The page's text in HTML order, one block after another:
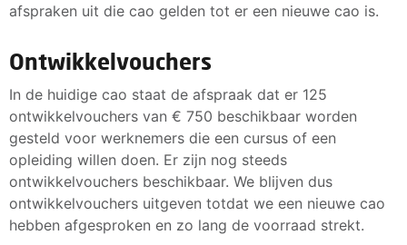
afspraken uit die cao gelden tot er een nieuwe cao is.
Ontwikkelvouchers
In de huidige cao staat de afspraak dat er 125
ontwikkelvouchers van € 750 beschikbaar worden
gesteld voor werknemers die een cursus of een
opleiding willen doen. Er zijn nog steeds
ontwikkelvouchers beschikbaar. We blijven dus
ontwikkelvouchers uitgeven totdat we een nieuwe cao
hebben afgesproken en zo lang de voorraad strekt.